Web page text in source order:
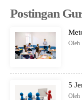
Postingan
Oleh
5
Oleh